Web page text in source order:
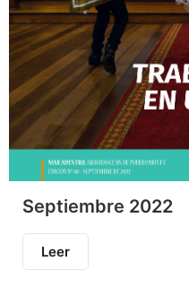
Septiembre 2022
Leer